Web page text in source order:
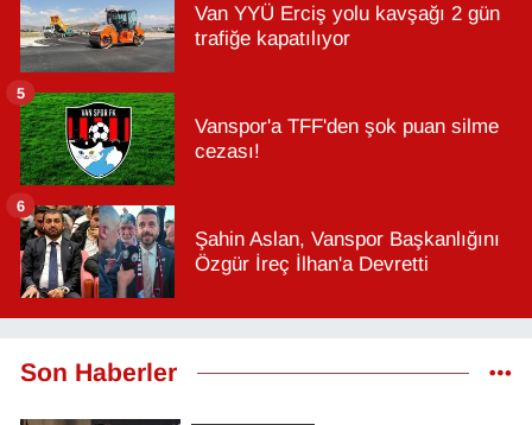
Van YYÜ Erciş yolu kavşağı 2 gün
trafiğe kapatılıyor
Vanspor'a TFF'den şok puan silme
cezası!
5
Şahin Aslan, Vanspor Başkanlığını
Özgür İreç İlhan'a Devretti
6
Son Haberler